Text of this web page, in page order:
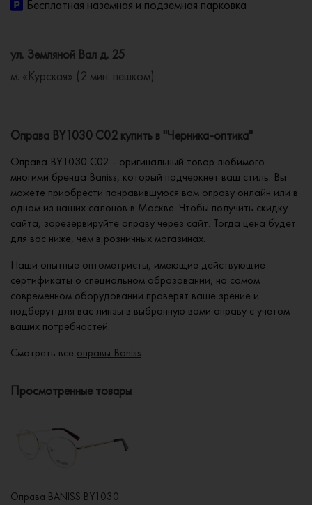
Бесплатная наземная и подземная парковка
ул. Земляной Вал д. 25
м. «Курская» (2 мин. пешком)
Оправа BY1030 C02 купить в "Черника-оптика"
Оправа BY1030 C02 - оригинальный товар любимого
многими бренда Baniss, который подчеркнет ваш стиль. Вы
можете приобрести понравившуюся вам оправу онлайн или в
одном из наших салонов в Москве. Чтобы получить скидку
сайта, зарезервируйте оправу через сайт. Тогда цена будет
для вас ниже, чем в розничных магазинах.
Наши опытные оптометристы, имеющие действующие
сертификаты о специальном образовании, на самом
современном оборудовании проверят ваше зрение и
подберут для вас линзы в выбранную вами оправу с учетом
ваших потребностей.
Смотреть все оправы Baniss
Просмотренные товары
Оправа BANISS BY1030